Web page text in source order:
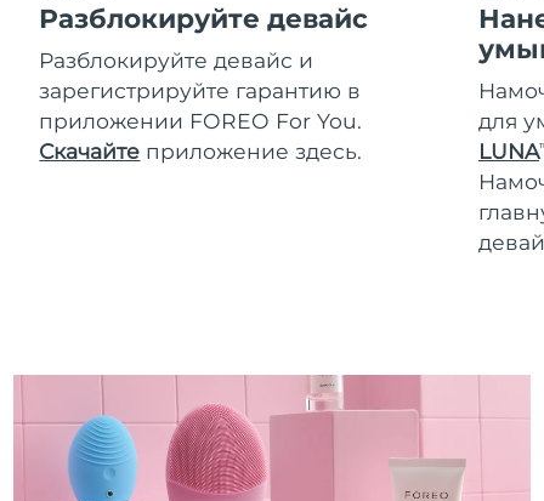
Разблокируйте девайс
Разблокируйте девайс и
зарегистрируйте гарантию в
приложении FOREO For You.
Скачайте приложение здесь.
для
LUNA